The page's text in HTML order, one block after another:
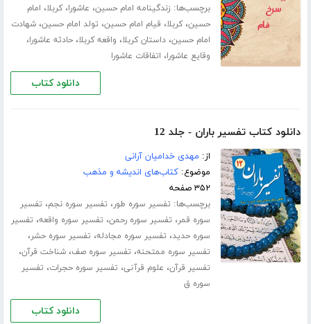
برچسب‌ها: زندگینامه امام حسین، عاشورا،کربلا، امام
حسین،کربلا، قیام امام حسین، تولد امام حسین،شهادت
امام حسین،داستان کربلا، واقعه کربلا،حادثه عاشورا،
وقایع عاشورا، اتفاقات عاشورا
دانلود کتاب
دانلود کتاب تفسیر باران - جلد 12
از: مهدی خدامیان آرانی
موضوع:کتاب‌های اندیشه و مذهب
۳۵۲ صفحه
برچسب‌ها: تفسیر سوره طور، تفسیر سوره نجم، تفسیر
سوره قمر، تفسیر سوره رحمن، تفسیر سوره واقعه، تفسیر
سوره حدید، تفسیر سوره مجادله، تفسیر سوره حشر،
تفسیر سوره ممتحنه، تفسیر سوره صف،شناخت قرآن،
تفسیر قرآن، علوم قرآنی، تفسیر سوره حجرات، تفسیر
سوره ق
دانلود کتاب